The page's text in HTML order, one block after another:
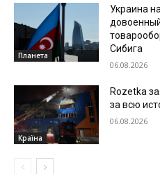
Планета
Украина
Сибига
06.08.2026
Країна
Rozetka
за всю
06.08.2026